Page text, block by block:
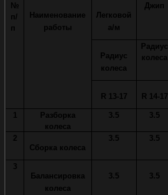
№
п/
п
Наименование
работы
Легковой
а/м
Джип
Радиус
колеса
Радиус
колеса
R 13-17 R 14-17
1
Разборка
колеса
3.5 3.5
2
Сборка колеса
3.5 3.5
3
Балансировка
колеса
3.5 3.5